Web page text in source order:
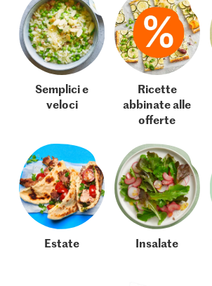
Semplici e
veloci
Ricette
abbinate alle
offerte
Estate Insalate